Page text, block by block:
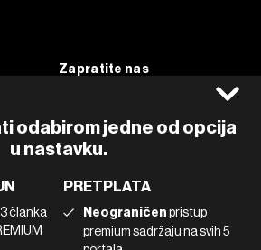
odabirom jedne od opcija
u nastavku.
članka
PRETPLATA
Neograničenpristup
premium sadržaju na svih 5
Zapratite nas
Instagram
Twitter
Tiktok